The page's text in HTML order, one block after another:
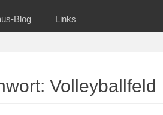
Blog Links
Volleyballfeld